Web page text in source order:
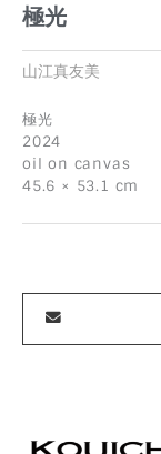
極光
山江真友美
極光
2024
oil on canvas
45.6 × 53.1 cm